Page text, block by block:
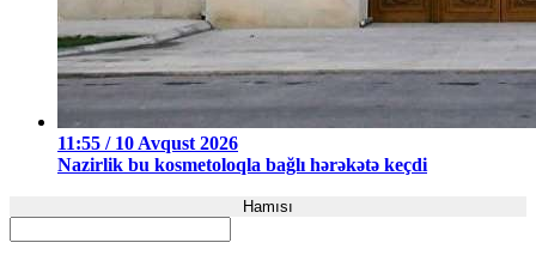
11:55 / 10 Avqust 2026
Nazirlik bu kosmetoloqla bağlı hərəkətə keçdi
Hamısı